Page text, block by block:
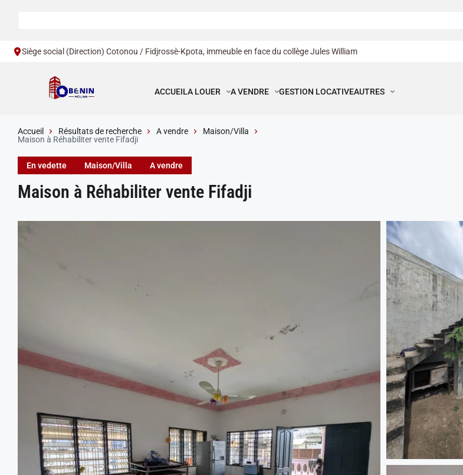
Siège social (Direction) Cotonou / Fidjrossè-Kpota, immeuble en face du collège Jules William
ACCUEILA LOUER A VENDRE GESTION LOCATIVEAUTRES
Accueil Résultats de recherche A vendre
Maison/Villa
Maison à Réhabiliter vente Fifadji
En vedette Maison/Villa A vendre
Maison à Réhabiliter vente Fifadji